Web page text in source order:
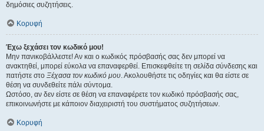
δημόσιες συζητήσεις.
Κορυφή
Έχω ξεχάσει τον κωδικό μου!
Μην πανικοβάλλεστε! Αν και ο κωδικός πρόσβασής σας δεν μπορεί να
ανακτηθεί, μπορεί εύκολα να επαναφερθεί. Επισκεφθείτε τη σελίδα σύνδεσης και
πατήστε στο Ξέχασα τον κωδικό μου. Ακολουθήστε τις οδηγίες και θα είστε σε
θέση να συνδεθείτε πάλι σύντομα.
Ωστόσο, αν δεν είστε σε θέση να επαναφέρετε τον κωδικό πρόσβασής σας,
επικοινωνήστε με κάποιον διαχειριστή του συστήματος συζητήσεων.
Κορυφή